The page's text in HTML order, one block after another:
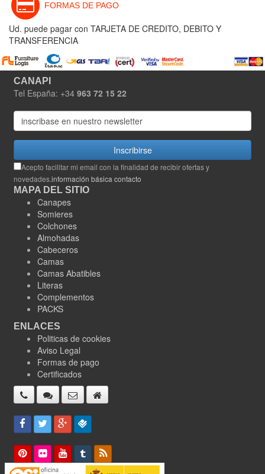
FORMAS DE PAGO
Ud. puede pagar con TARJETA DE CREDITO, DEBITO Y
TRANSFERENCIA
CANAPI
Tel España: +34 963 72 15 22
Inscribirse
Acepto facilitar mi email con la finalidad de recibir ofertas y
novedades.información básica contacto
MAPA DEL SITIO
Canapes
Somieres
Colchones
Almohadas
Cabeceros
Camas
Camas Abatibles
Literas
Complementos
PACKS
ENLACES
Politicas de cookies
Aviso Legal
Formas de pago
Certificados